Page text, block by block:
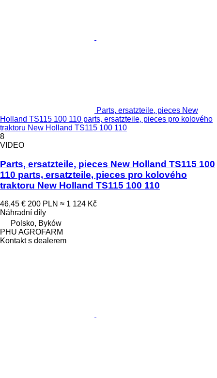
Parts, ersatzteile, pieces New
Holland TS115 100 110 parts, ersatzteile, pieces pro kolového
traktoru New Holland TS115 100 110
8
VIDEO
Parts, ersatzteile, pieces New Holland TS115 100
110 parts, ersatzteile, pieces pro kolového
traktoru New Holland TS115 100 110
46,45 € 200 PLN ≈ 1 124 Kč
Náhradní díly
Polsko, Byków
PHU AGROFARM
Kontakt s dealerem